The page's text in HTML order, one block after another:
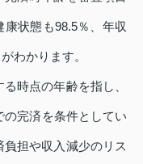
状態も98.5％、年収
わかります。
時点の年齢を指し、
の完済を条件としてい
担や収入減少のリス